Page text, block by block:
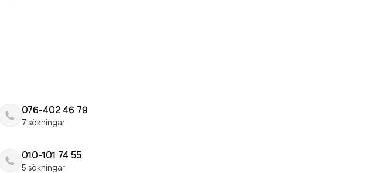
076-402 46 79
7 sökningar
010-101 74 55
5 sökningar